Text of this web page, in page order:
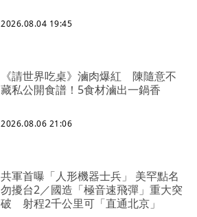
2026.08.04 19:45
《請世界吃桌》滷肉爆紅 陳隨意不
藏私公開食譜！5食材滷出一鍋香
2026.08.06 21:06
共軍首曝「人形機器士兵」 美罕點名
勿擾台2／國造「極音速飛彈」重大突
破 射程2千公里可「直通北京」